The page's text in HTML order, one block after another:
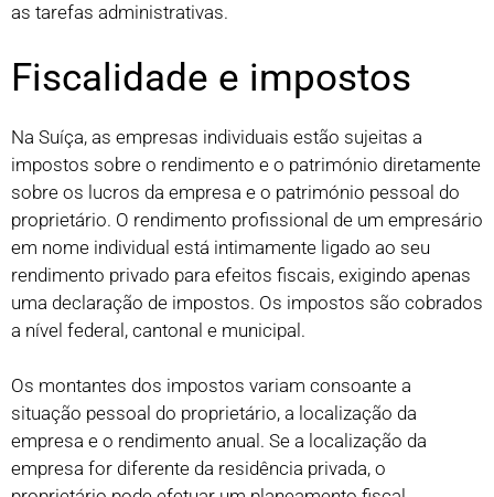
as tarefas administrativas.
Fiscalidade e impostos
Na Suíça, as empresas individuais estão sujeitas a
impostos sobre o rendimento e o património diretamente
sobre os lucros da empresa e o património pessoal do
proprietário. O rendimento profissional de um empresário
em nome individual está intimamente ligado ao seu
rendimento privado para efeitos fiscais, exigindo apenas
uma declaração de impostos. Os impostos são cobrados
a nível federal, cantonal e municipal.
Os montantes dos impostos variam consoante a
situação pessoal do proprietário, a localização da
empresa e o rendimento anual. Se a localização da
empresa for diferente da residência privada, o